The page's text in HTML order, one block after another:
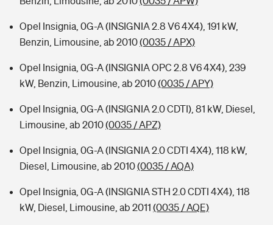
Opel Insignia, 0G-A (INSIGNIA 2.8 V6 4X4), 191 kW,
Benzin, Limousine, ab 2010(0035 / APX)
Opel Insignia, 0G-A (INSIGNIA OPC 2.8 V6 4X4), 239
kW, Benzin, Limousine, ab 2010(0035 / APY)
Opel Insignia, 0G-A (INSIGNIA 2.0 CDTI), 81 kW, Diesel,
Limousine, ab 2010(0035 / APZ)
Opel Insignia, 0G-A (INSIGNIA 2.0 CDTI 4X4), 118 kW,
Diesel, Limousine, ab 2010(0035 / AQA)
Opel Insignia, 0G-A (INSIGNIA STH 2.0 CDTI 4X4), 118
kW, Diesel, Limousine, ab 2011 (0035 / AQE)